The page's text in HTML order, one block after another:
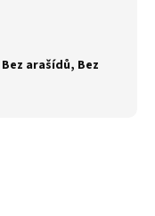
arašídů, Bez